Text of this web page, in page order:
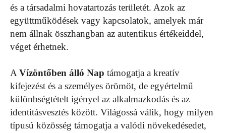
és a társadalmi hovatartozás területét. Azok az
együttműködések vagy kapcsolatok, amelyek már
nem állnak összhangban az autentikus értékeiddel,
véget érhetnek.
A Vízöntőben álló Nap támogatja a kreatív
kifejezést és a személyes örömöt, de egyértelmű
különbségtételt igényel az alkalmazkodás és az
identitásvesztés között. Világossá válik, hogy milyen
típusú közösség támogatja a valódi növekedésedet,